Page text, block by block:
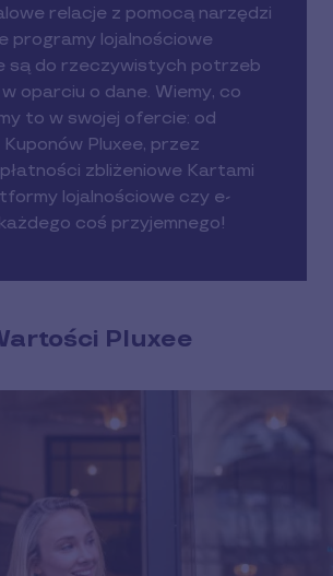
relacje z pomocą narzędzi
programy lojalnościowe
są do rzeczywistych potrzeb
oparciu o dane. Wiemy, co
to w swojej ofercie: od
Pluxee, przez
zbliżeniowe Kartami
lojalnościowe czy e-
coś przyjemnego!
Pluxee